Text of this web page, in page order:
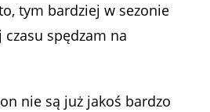
tym bardziej w sezonie
spędzam na
nie są już jakoś bardzo